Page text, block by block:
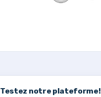
Testez notre plateforme!